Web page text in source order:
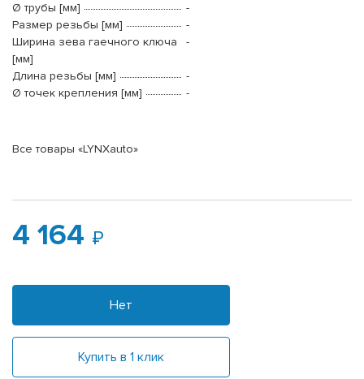
Ø трубы [мм]
-
Размер резьбы [мм]
-
Ширина зева гаечного ключа
[мм]
-
Длина резьбы [мм]
-
Ø точек крепления [мм]
-
Все товары «LYNXauto»
4 164
Нет
Купить в 1 клик